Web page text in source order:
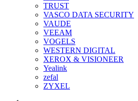
TRUST
VASCO DATA SECURITY
VAUDE
VEEAM
VOGELS
WESTERN DIGITAL
XEROX & VISIONEER
Yealink
zefal
ZYXEL